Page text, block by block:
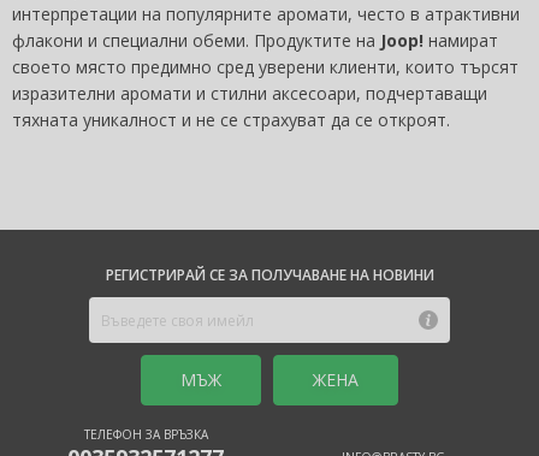
интерпретации на популярните аромати, често в атрактивни
флакони и специални обеми. Продуктите на Joop! намират
своето място предимно сред уверени клиенти, които търсят
изразителни аромати и стилни аксесоари, подчертаващи
тяхната уникалност и не се страхуват да се откроят.
РЕГИСТРИРАЙ СЕ ЗА ПОЛУЧАВАНЕ НА НОВИНИ
MЪЖ ЖЕНА
ТЕЛЕФОН ЗА ВРЪЗКА